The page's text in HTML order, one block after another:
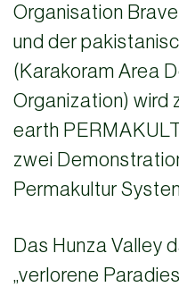
Organisation
und der
(Karakoram Area
Organization) wird
earth
zwei
Permakultur
Das Hunza Valley
„verlorene